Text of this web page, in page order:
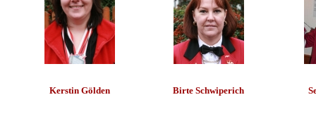
Kerstin Gölden Birte Schwiperich